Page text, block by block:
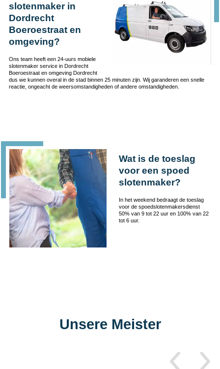
slotenmaker in
Dordrecht
Boeroestraat en
omgeving?
Ons team heeft een 24-uurs mobiele
slotenmaker service in Dordrecht
Boeroestraat en omgeving Dordrecht
dus we kunnen overal in de stad binnen 25 minuten zijn. Wij garanderen een snelle
reactie, ongeacht de weersomstandigheden of andere omstandigheden.
Wat is de toeslag
voor een spoed
slotenmaker?
In het weekend bedraagt de toeslag
voor de spoedslotenmakersdienst
50% van 9 tot 22 uur en 100% van 22
tot 6 uur.
Unsere Meister